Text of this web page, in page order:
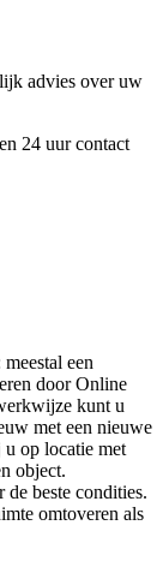
advies over uw
24 uur contact
een
door Online
kunt u
met een nieuwe
u op locatie met
object.
beste condities.
omtoveren als